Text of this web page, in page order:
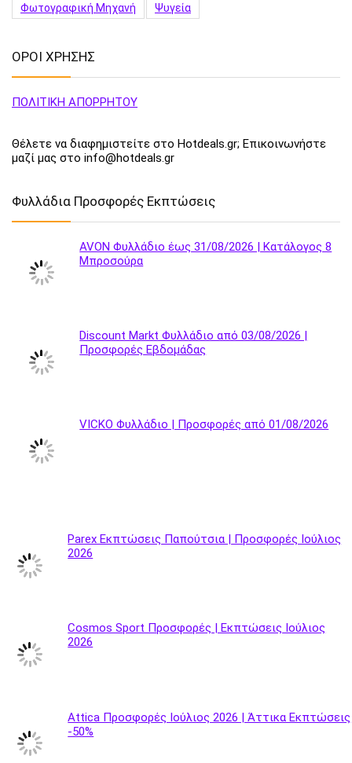
Φωτογραφική Μηχανή
Ψυγεία
ΟΡΟΙ ΧΡΗΣΗΣ
ΠΟΛΙΤΙΚΗ ΑΠΟΡΡΗΤΟΥ
Θέλετε να διαφημιστείτε στο Hotdeals.gr; Επικοινωνήστε
μαζί μας στο info@hotdeals.gr
Φυλλάδια Προσφορές Εκπτώσεις
AVON Φυλλάδιο έως 31/08/2026 | Κατάλογος 8
Μπροσούρα
Discount Markt Φυλλάδιο από 03/08/2026 |
Προσφορές Εβδομάδας
VICKO Φυλλάδιο | Προσφορές από 01/08/2026
Parex Εκπτώσεις Παπούτσια | Προσφορές Ιούλιος
2026
Cosmos Sport Προσφορές | Εκπτώσεις Ιούλιος
2026
Attica Προσφορές Ιούλιος 2026 | Άττικα Εκπτώσεις
-50%